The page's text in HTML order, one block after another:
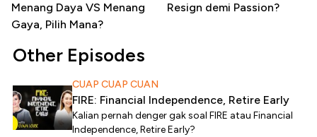
Menang Daya VS Menang
Gaya, Pilih Mana?
Resign demi Passion?
Other Episodes
CUAP CUAP CUAN
FIRE: Financial Independence, Retire Early
Kalian pernah denger gak soal FIRE atau Financial
Independence, Retire Early?